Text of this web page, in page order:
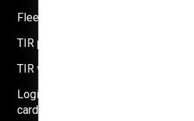
Fleet offerings
TIR parking lots
TIR washers
Login to fuel
card